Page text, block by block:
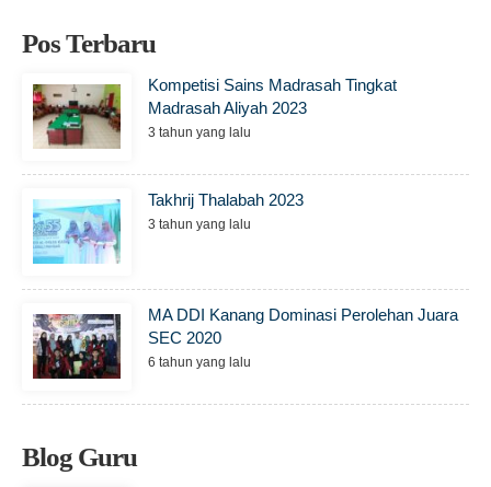
Pos Terbaru
Kompetisi Sains Madrasah Tingkat
Madrasah Aliyah 2023
3 tahun yang lalu
Takhrij Thalabah 2023
3 tahun yang lalu
MA DDI Kanang Dominasi Perolehan Juara
SEC 2020
6 tahun yang lalu
Blog Guru